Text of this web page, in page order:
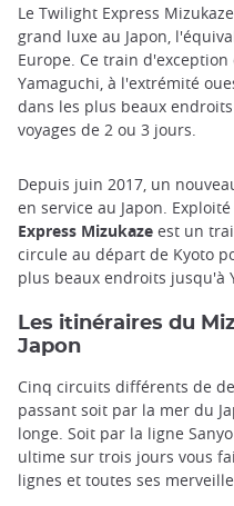
Le Twilight Express
grand luxe au Japon,
Europe. Ce train
Yamaguchi, à l'extrémité
dans les plus beaux
voyages de 2 ou 3 jours.
Depuis juin 2017, un
en service au Japon. Exploité
Express Mizukaze est un
circule au départ de Kyoto
plus beaux endroits jusqu'à
Les itinéraires du
Japon
Cinq circuits différents de
passant soit par la mer du
longe. Soit par la ligne
ultime sur trois jours vous
lignes et toutes ses